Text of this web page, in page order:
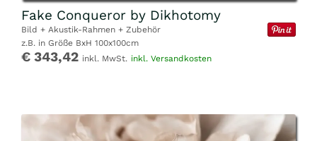
Fake Conqueror by Dikhotomy
Bild + Akustik-Rahmen + Zubehör
z.B. in Größe BxH 100x100cm
€ 343,42 inkl. MwSt. inkl. Versandkosten